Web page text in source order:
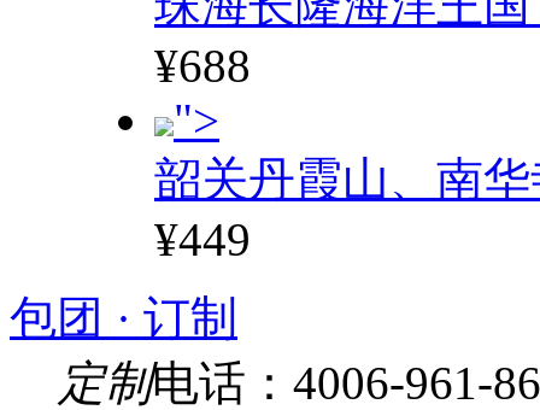
¥688
">
韶关丹霞山、南
¥449
包团 · 订制
定制电话：4006-961-